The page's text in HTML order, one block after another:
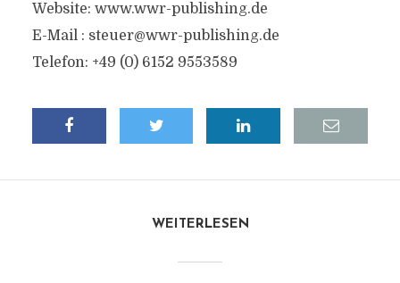
Website: www.wwr-publishing.de
E-Mail : steuer@wwr-publishing.de
Telefon: +49 (0) 6152 9553589
WEITERLESEN